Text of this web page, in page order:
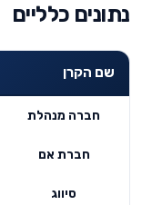
נתונים כלליים
שם הקרן
חברה מנהלת
חברת אם
סיווג